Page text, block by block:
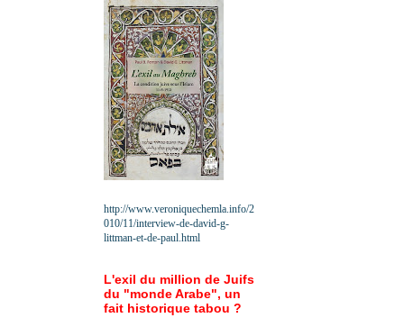
http://www.veroniquechemla.info/2
010/11/interview-de-david-g-
littman-et-de-paul.html
L'exil du million de Juifs
du "monde Arabe", un
fait historique tabou ?